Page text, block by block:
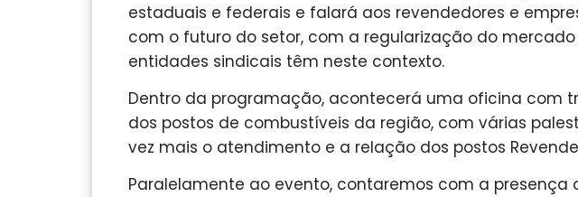
estaduais e federais e falará aos revendedores e
com o futuro do setor, com a regularização do
entidades sindicais têm neste contexto.
Dentro da programação, acontecerá uma oficina com
dos postos de combustíveis da região, com várias
vez mais o atendimento e a relação dos postos
Paralelamente ao evento, contaremos com a presença